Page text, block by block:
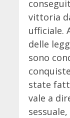
vittoria
ufficiale.
delle
sono
state
vale a